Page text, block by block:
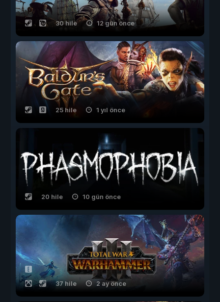
30 hile 12 gün önce
25 hile 1 yıl önce
20 hile 10 gün önce
37 hile 2 ay önce